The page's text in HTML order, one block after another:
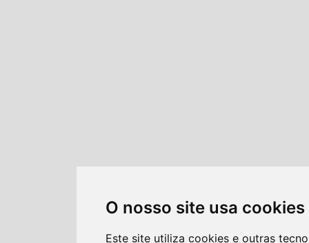
O nosso site usa cookies
Este site utiliza cookies e outras